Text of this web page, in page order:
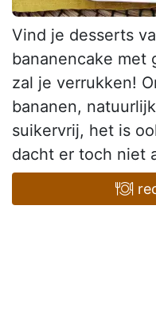
Vind je desserts
bananencake met
zal je verrukken!
bananen,
suikervrij, het is
dacht er toch niet